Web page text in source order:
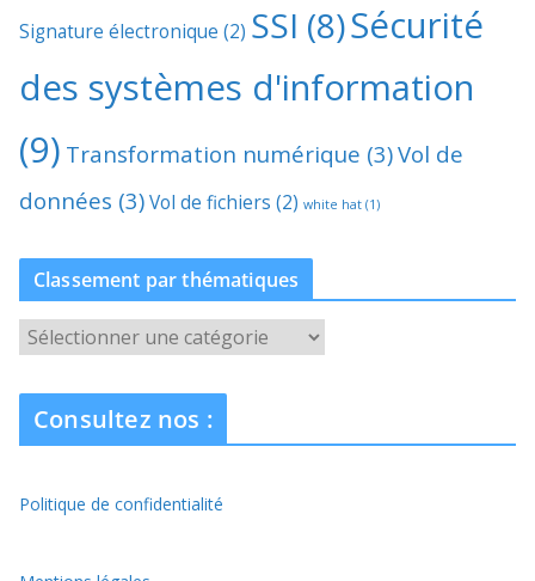
Signature électronique (2) SSI (8)Sécurité
des systèmes d'information
(9) Transformation numérique (3)Vol de
données (3)Vol de fichiers (2) white hat (1)
Classement par thématiques
a
s
m
n
Consultez nos :
Politique de confidentialité